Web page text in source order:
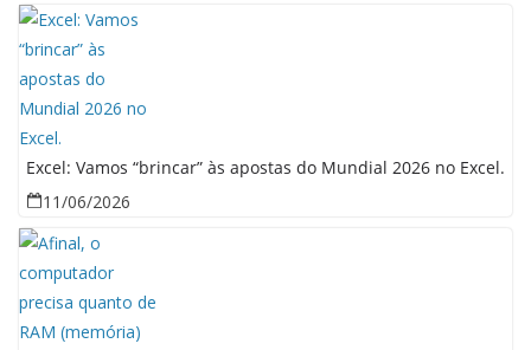
Excel: Vamos “brincar” às apostas do Mundial 2026 no Excel.
11/06/2026